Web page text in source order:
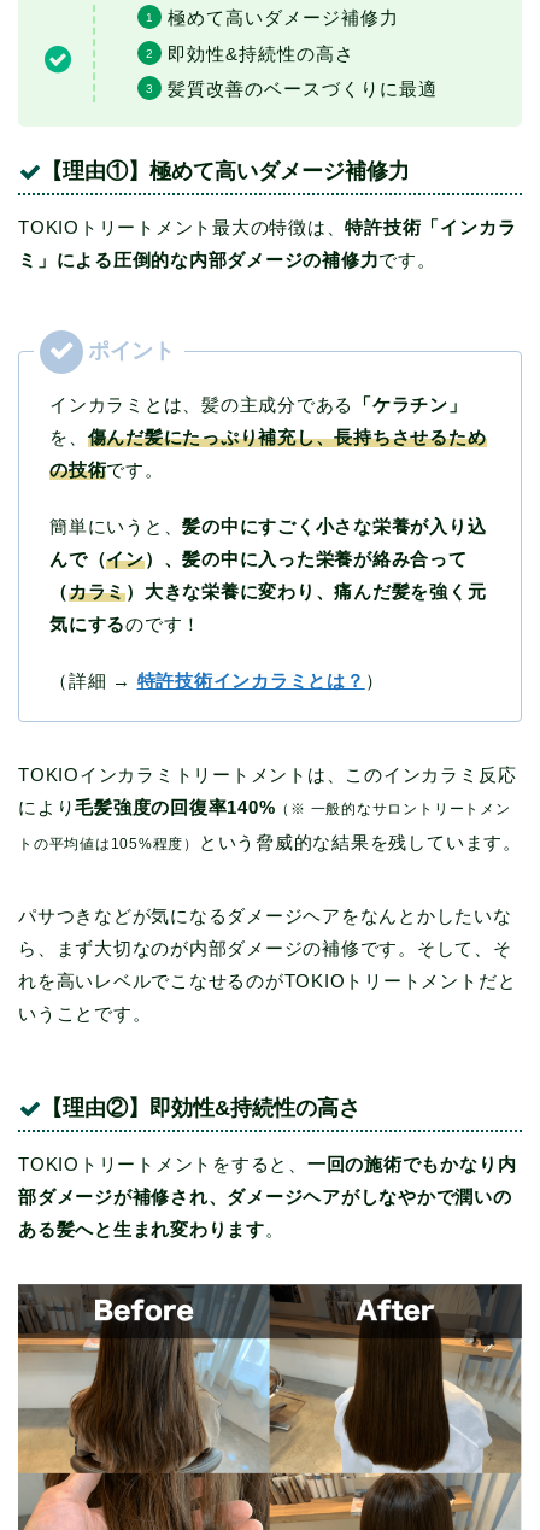
極めて高いダメージ補修力
即効性&持続性の高さ
髪質改善のベースづくりに最適
【理由①】極めて高いダメージ補修力
TOKIOトリートメント最大の特徴は、特許技術「インカラ
ミ」による圧倒的な内部ダメージの補修力です。
インカラミとは、髪の主成分である
「ケラチン」
を、 傷んだ髪にたっぷり補充し、長持ちさせるため
の技術です。
簡単にいうと、髪の中にすごく小さな栄養が入り込
んで（イン）、髪の中に入った栄養が絡み合って
（カラミ）大きな栄養に変わり、痛んだ髪を強く元
気にするのです！
（詳細 → 特許技術インカラミとは？ ）
TOKIOインカラミトリートメントは、このインカラミ反応
により毛髪強度の回復率140% （※ 一般的なサロントリートメン
トの平均値は105%程度） という脅威的な結果を残しています。
パサつきなどが気になるダメージヘアをなんとかしたいな
ら、まず大切なのが内部ダメージの補修です。そして、そ
れを高いレベルでこなせるのがTOKIOトリートメントだと
いうことです。
【理由②】即効性&持続性の高さ
TOKIOトリートメントをすると、 一回の施術でもかなり内
部ダメージが補修され、ダメージヘアがしなやかで潤いの
ある髪へと生まれ変わります。